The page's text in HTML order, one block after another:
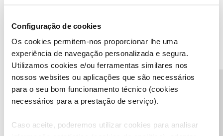
Configuração de cookies
Os cookies permitem-nos proporcionar lhe uma
experiência de navegação personalizada e segura.
Utilizamos cookies e/ou ferramentas similares nos
nossos websites ou aplicações que são necessários
para o seu bom funcionamento técnico (cookies
necessários para a prestação de serviço).
Caso aceite, poderemos utilizar cookies para analisar
Forum|Forum|3 years ago
Boa tarde@rmello,
acontecimento?